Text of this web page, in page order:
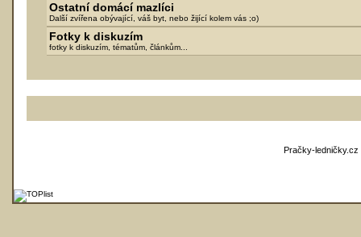
Ostatní domácí mazlíci
Další zvířena obývající, váš byt, nebo žijící kolem vás ;o)
Fotky k diskuzím
fotky k diskuzím, tématům, článkům...
Pračky-ledničky.cz